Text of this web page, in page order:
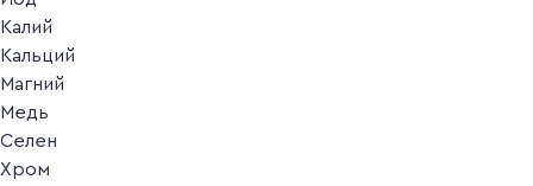
Калий
Кальций
Магний
Медь
Селен
Хром